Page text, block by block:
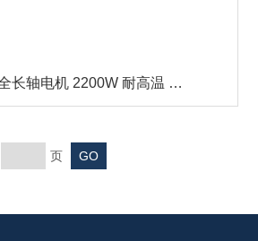
齐全长轴电机 2200W 耐高温 热处理设备备件
页